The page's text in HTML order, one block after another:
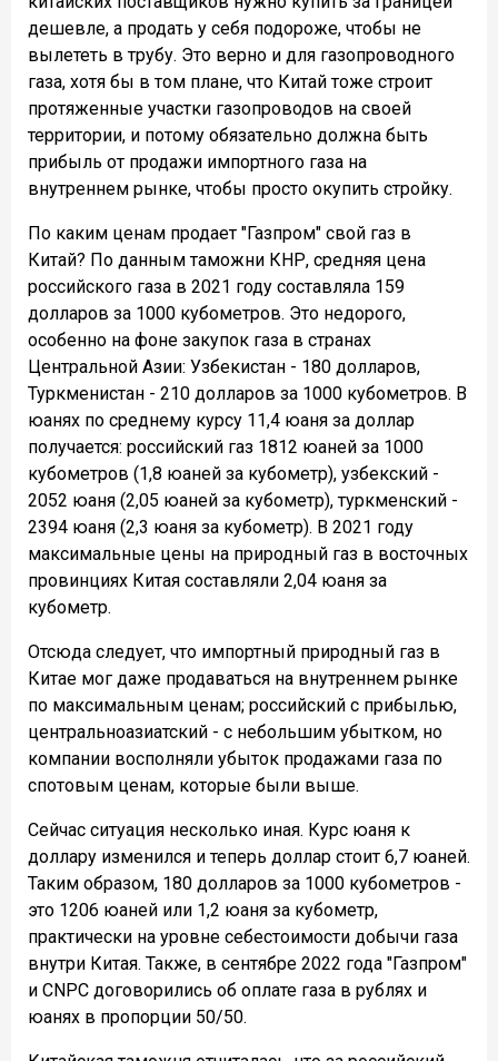
дешевле, а продать у себя подороже, чтобы не
вылететь в трубу. Это верно и для газопроводного
газа, хотя бы в том плане, что Китай тоже строит
протяженные участки газопроводов на своей
территории, и потому обязательно должна быть
прибыль от продажи импортного газа на
внутреннем рынке, чтобы просто окупить стройку.
По каким ценам продает "Газпром" свой газ в
Китай? По данным таможни КНР, средняя цена
российского газа в 2021 году составляла 159
долларов за 1000 кубометров. Это недорого,
особенно на фоне закупок газа в странах
Центральной Азии: Узбекистан - 180 долларов,
Туркменистан - 210 долларов за 1000 кубометров. В
юанях по среднему курсу 11,4 юаня за доллар
получается: российский газ 1812 юаней за 1000
кубометров (1,8 юаней за кубометр), узбекский -
2052 юаня (2,05 юаней за кубометр), туркменский -
2394 юаня (2,3 юаня за кубометр). В 2021 году
максимальные цены на природный газ в восточных
провинциях Китая составляли 2,04 юаня за
кубометр.
Отсюда следует, что импортный природный газ в
Китае мог даже продаваться на внутреннем рынке
по максимальным ценам; российский с прибылью,
центральноазиатский - с небольшим убытком, но
компании восполняли убыток продажами газа по
спотовым ценам, которые были выше.
Сейчас ситуация несколько иная. Курс юаня к
доллару изменился и теперь доллар стоит 6,7 юаней.
Таким образом, 180 долларов за 1000 кубометров -
это 1206 юаней или 1,2 юаня за кубометр,
практически на уровне себестоимости добычи газа
внутри Китая. Также, в сентябре 2022 года "Газпром"
и CNPC договорились об оплате газа в рублях и
юанях в пропорции 50/50.